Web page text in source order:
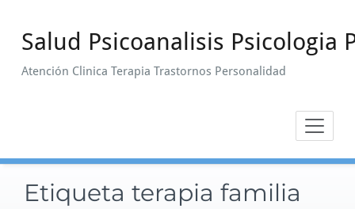
Salud Psicoanalisis Psicologia
Atención Clinica Terapia Trastornos Personalidad
Etiqueta terapia familia